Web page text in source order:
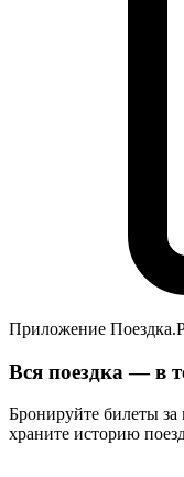
Приложение
Вся поездка — в
Бронируйте билеты за
храните историю